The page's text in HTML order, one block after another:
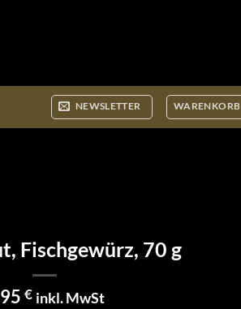
NEWSLETTER WARENKORB
Fischgewürz, 70 g
€ inkl. MwSt